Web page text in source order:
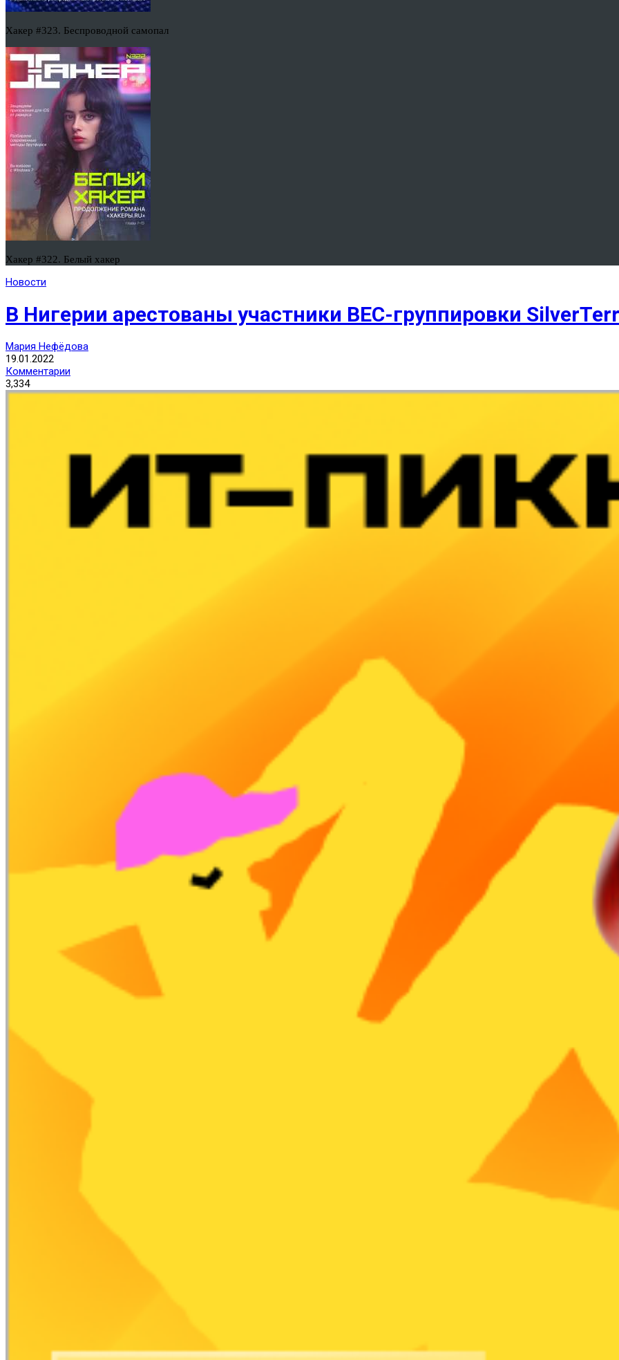
Хакер #323. Беспроводной самопал
Хакер #322. Белый хакер
Новости
В Нигерии арестованы участники BEC-группировки
Мария Нефёдова
19.01.2022
Комментарии
3,334